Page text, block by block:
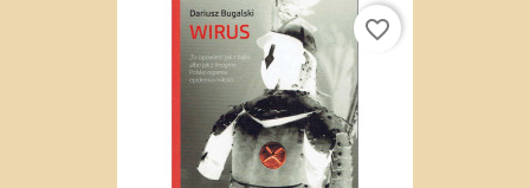
favorite_border